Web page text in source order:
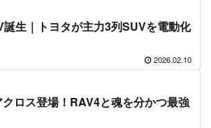
生｜トヨタが主力3列SUVを電動化
2026.02.10
ロス登場！RAV4と魂を分かつ最強